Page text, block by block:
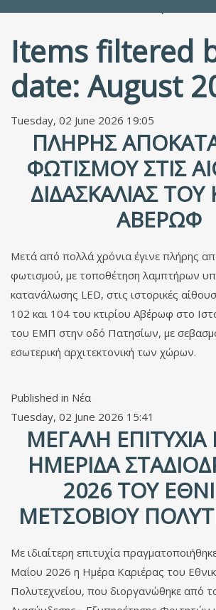
Items filtered
date: August
Tuesday, 02 June 2026 19:05
ΠΛΉΡΗΣ
ΦΩΤΙΣΜΟΎ ΣΤΙΣ
ΔΙΔΑΣΚΑΛΊΑΣ ΤΟΥ
ΑΒΈΡΩΦ
Μετά από πολλά χρόνια έγινε πλήρης
φωτισμού, με τοποθέτηση λαμπτήρων
κατανάλωσης LED, στις ιστορικές
102 και 104 του κτιρίου Αβέρωφ στο
του ΕΜΠ στην οδό Πατησίων, με
εσωτερική αρχιτεκτονική των χώρων.
Published in Νέα
Tuesday, 02 June 2026 15:41
ΜΕΓΆΛΗ ΕΠΙΤΥΧΊΑ
ΗΜΕΡΊΔΑ
2026 ΤΟΥ
ΜΕΤΣΌΒΙΟΥ
Με ιδιαίτερη επιτυχία
Μαΐου 2026 η Ημέρα Καριέρας του
Πολυτεχνείου, που διοργανώθηκε από